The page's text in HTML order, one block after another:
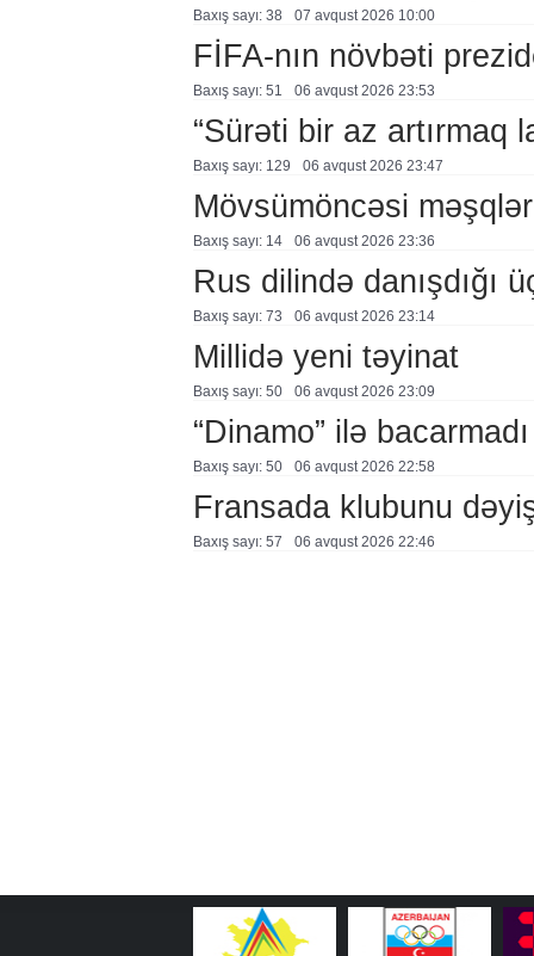
Baxış sayı: 38 07 avqust 2026 10:00
FİFA-nın növbəti
Baxış sayı: 51 06 avqust 2026 23:53
“Sürəti bir az artırmaq
Baxış sayı: 129 06 avqust 2026 23:47
Mövsümöncəsi
Baxış sayı: 14 06 avqust 2026 23:36
Rus dilində danışdığı
Baxış sayı: 73 06 avqust 2026 23:14
Millidə yeni təyinat
Baxış sayı: 50 06 avqust 2026 23:09
“Dinamo” ilə bacarmadı
Baxış sayı: 50 06 avqust 2026 22:58
Fransada klubunu
Baxış sayı: 57 06 avqust 2026 22:46